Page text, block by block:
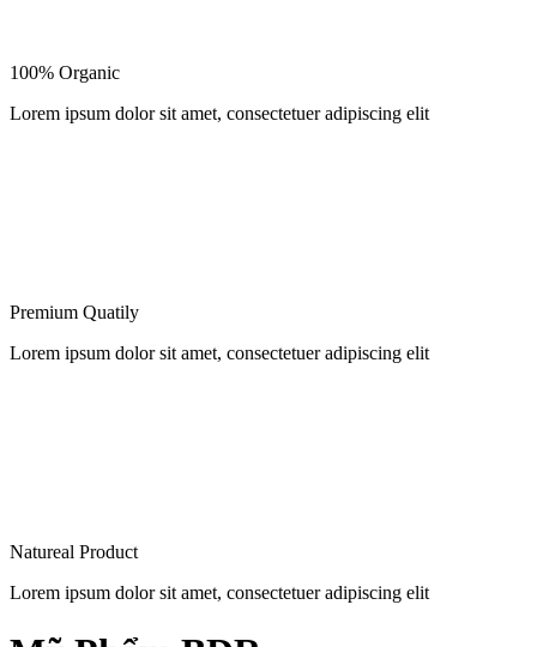
100% Organic
Lorem ipsum dolor sit amet, consectetuer adipiscing elit
Premium Quatily
Lorem ipsum dolor sit amet, consectetuer adipiscing elit
Natureal Product
Lorem ipsum dolor sit amet, consectetuer adipiscing elit